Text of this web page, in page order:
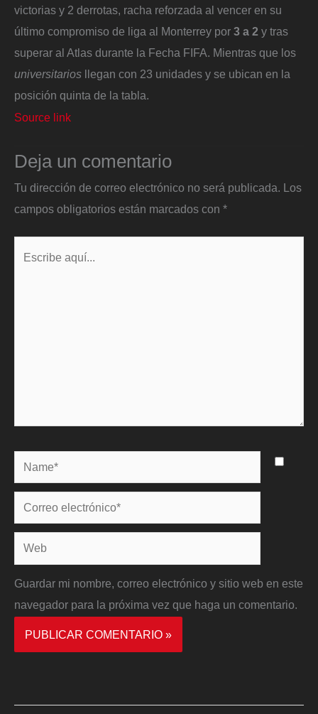
victorias y 2 derrotas, racha reforzada al vencer en su
último compromiso de liga al Monterrey por 3 a 2 y tras
superar al Atlas durante la Fecha FIFA. Mientras que los
universitarios llegan con 23 unidades y se ubican en la
posición quinta de la tabla.
Source link
Deja un comentario
Tu dirección de correo electrónico no será publicada. Los
campos obligatorios están marcados con *
Name*
Correo
electrónico*
Web
Guardar mi nombre, correo electrónico y sitio web en este
navegador para la próxima vez que haga un comentario.